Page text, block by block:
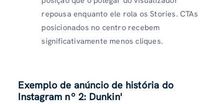
repousa enquanto ele rola os Stories. CTAs
posicionados no centro recebem
significativamente menos cliques.
Exemplo de anúncio de história do
Instagram nº 2: Dunkin'